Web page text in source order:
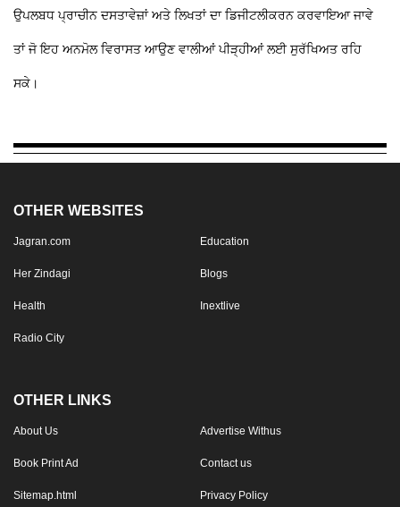
ਉਪਲਬਧ ਪ੍ਰਾਚੀਨ ਦਸਤਾਵੇਜ਼ਾਂ ਅਤੇ ਲਿਖਤਾਂ ਦਾ ਡਿਜੀਟਲੀਕਰਨ ਕਰਵਾਇਆ ਜਾਵੇ
ਤਾਂ ਜੋ ਇਹ ਅਨਮੋਲ ਵਿਰਾਸਤ ਆਉਣ ਵਾਲੀਆਂ ਪੀੜ੍ਹੀਆਂ ਲਈ ਸੁਰੱਖਿਅਤ ਰਹਿ
ਸਕੇ।
OTHER WEBSITES
Jagran.com Education
Her Zindagi Blogs
Health Inextlive
Radio City
OTHER LINKS
About Us Advertise Withus
Book Print Ad Contact us
Sitemap.html Privacy Policy